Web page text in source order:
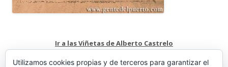
Ir a las Viñetas de Alberto Castrelo
Utilizamos cookies propias y de terceros para garantizar el